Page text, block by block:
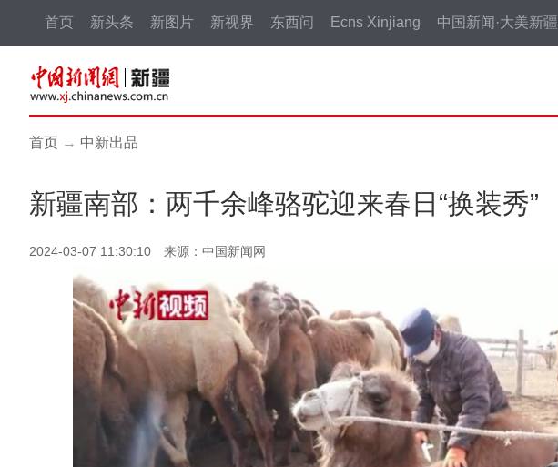
首页 新头条 新图片 新视界 东西问 Ecns Xinjiang 中国新闻·大美新疆
首页 → 中新出品
新疆南部：两千余峰骆驼迎来春日“换装秀”
2024-03-07 11:30:10 来源：中国新闻网